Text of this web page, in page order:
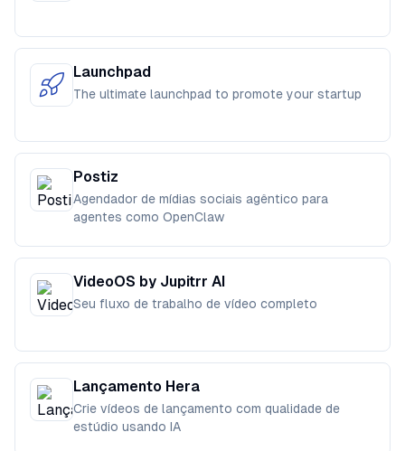
Launchpad
The ultimate launchpad to promote your startup
Postiz
Agendador de mídias sociais agêntico para
agentes como OpenClaw
VideoOS by Jupitrr AI
Seu fluxo de trabalho de vídeo completo
Lançamento Hera
Crie vídeos de lançamento com qualidade de
estúdio usando IA